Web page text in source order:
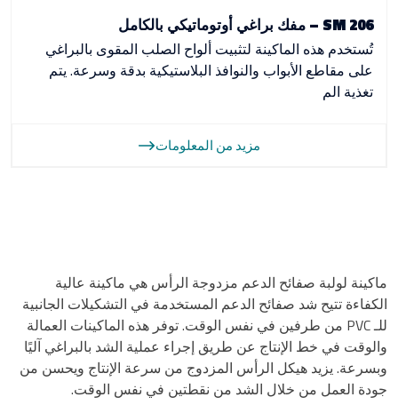
SM 206 – مفك براغي أوتوماتيكي بالكامل
تُستخدم هذه الماكينة لتثبيت ألواح الصلب المقوى بالبراغي
على مقاطع الأبواب والنوافذ البلاستيكية بدقة وسرعة. يتم
تغذية الم
مزيد من المعلومات
ماكينة لولبة صفائح الدعم مزدوجة الرأس هي ماكينة عالية
الكفاءة تتيح شد صفائح الدعم المستخدمة في التشكيلات الجانبية
للـ PVC من طرفين في نفس الوقت. توفر هذه الماكينات العمالة
والوقت في خط الإنتاج عن طريق إجراء عملية الشد بالبراغي آليًا
وبسرعة. يزيد هيكل الرأس المزدوج من سرعة الإنتاج ويحسن من
جودة العمل من خلال الشد من نقطتين في نفس الوقت.